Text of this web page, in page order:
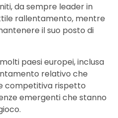
da sempre leader in
rallentamento, mentre
il suo posto di
paesi europei, inclusa
relativo che
competitiva rispetto
emergenti che stanno